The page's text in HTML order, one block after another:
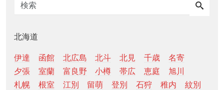
北海道
伊達 函館 北広島 北斗 北見 千歳
名寄
夕張
室蘭 富良野 小樽 帯広 恵庭
旭川
札幌
根室 江別 留萌 登別 石狩 稚内
紋別